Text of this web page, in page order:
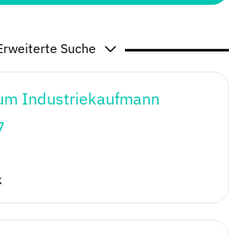
Suche
Industriekaufmann